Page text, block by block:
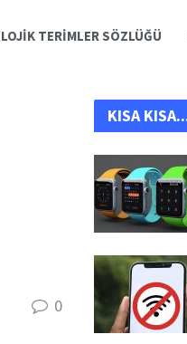
TERIMLER SÖZLÜĞÜ
0
KISA